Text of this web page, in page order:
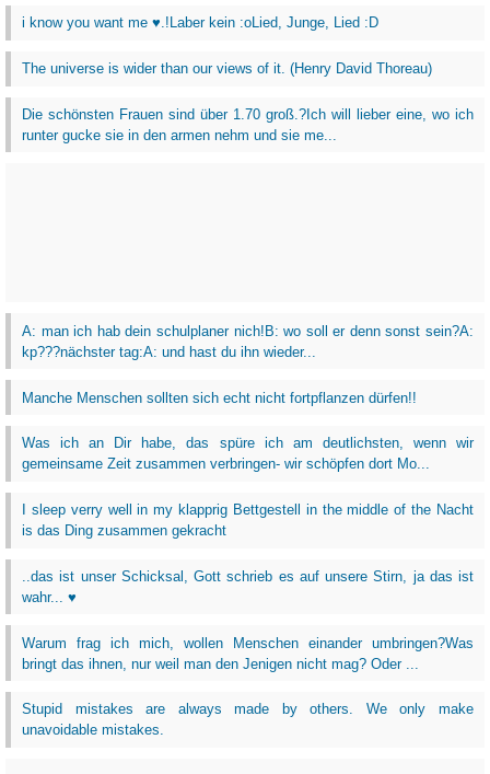
i know you want me ♥.!Laber kein :oLied, Junge, Lied :D
The universe is wider than our views of it. (Henry David Thoreau)
Die schönsten Frauen sind über 1.70 groß.?Ich will lieber eine, wo ich
runter gucke sie in den armen nehm und sie me...
A: man ich hab dein schulplaner nich!B: wo soll er denn sonst sein?A:
kp???nächster tag:A: und hast du ihn wieder...
Manche Menschen sollten sich echt nicht fortpflanzen dürfen!!
Was ich an Dir habe, das spüre ich am deutlichsten, wenn wir
gemeinsame Zeit zusammen verbringen- wir schöpfen dort Mo...
I sleep verry well in my klapprig Bettgestell in the middle of the Nacht
is das Ding zusammen gekracht
..das ist unser Schicksal, Gott schrieb es auf unsere Stirn, ja das ist
wahr... ♥
Warum frag ich mich, wollen Menschen einander umbringen?Was
bringt das ihnen, nur weil man den Jenigen nicht mag? Oder ...
Stupid mistakes are always made by others. We only make
unavoidable mistakes.